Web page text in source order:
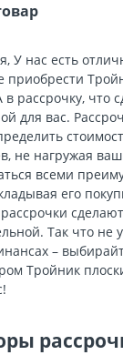
У нас есть
приобрести
рассрочку, что
для вас.
не нагружая
всеми
его
Так что не
–
Тройник